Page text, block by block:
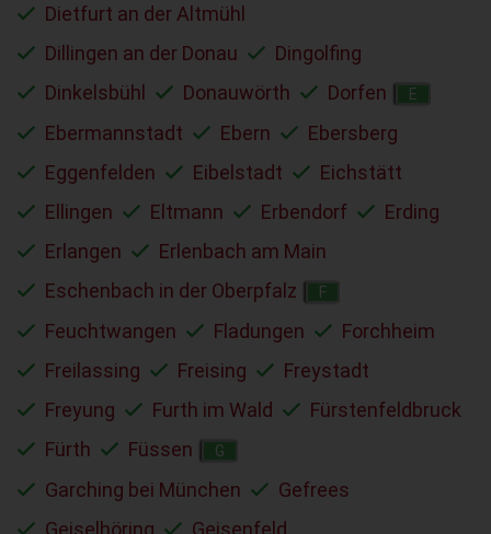
Dietfurt an der Altmühl
Dillingen an der Donau
Dingolfing
Dinkelsbühl
Donauwörth Dorfen E
Ebermannstadt Ebern
Ebersberg
Eggenfelden
Eibelstadt
Eichstätt
Ellingen
Eltmann Erbendorf
Erding
Erlangen
Erlenbach am Main
Eschenbach in der Oberpfalz
F
Feuchtwangen Fladungen
Forchheim
Freilassing
Freising
Freystadt
Freyung
Furth im Wald
Fürstenfeldbruck
Fürth
Füssen G
Garching bei München
Gefrees
Geiselhöring
Geisenfeld